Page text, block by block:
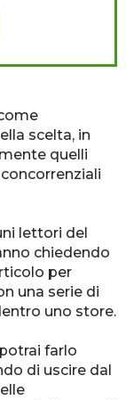
scelta, in
quelli
lettori del
chiedendo
per
una serie di
uno store.
farlo
di uscire dal